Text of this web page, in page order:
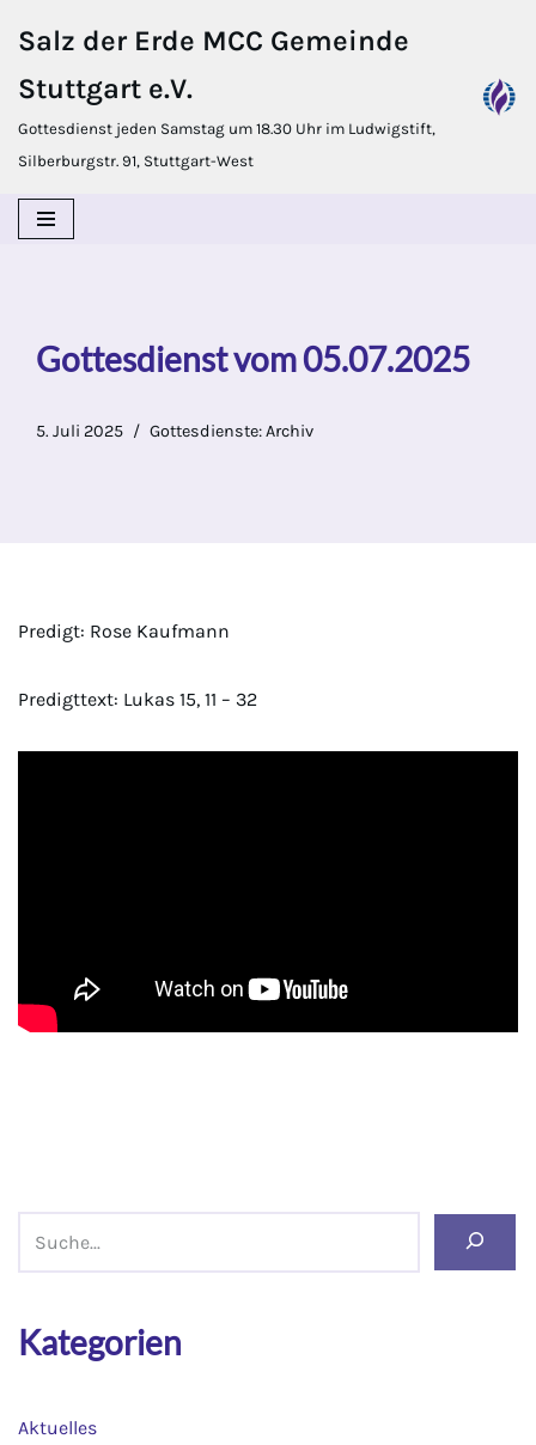
Inhalt
springen
Salz der Erde MCC Gemeinde
Stuttgart e.V.
Gottesdienst jeden Samstag um 18.30 Uhr im Ludwigstift,
Silberburgstr. 91, Stuttgart-West
Gottesdienst vom 05.07.2025
5. Juli 2025 Gottesdienste: Archiv
Predigt: Rose Kaufmann
Predigttext: Lukas 15, 11 – 32
Kategorien
Aktuelles